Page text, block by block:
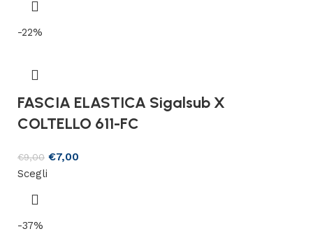
-22%
FASCIA ELASTICA Sigalsub X
COLTELLO 611-FC
€9,00 €7,00
Scegli
-37%